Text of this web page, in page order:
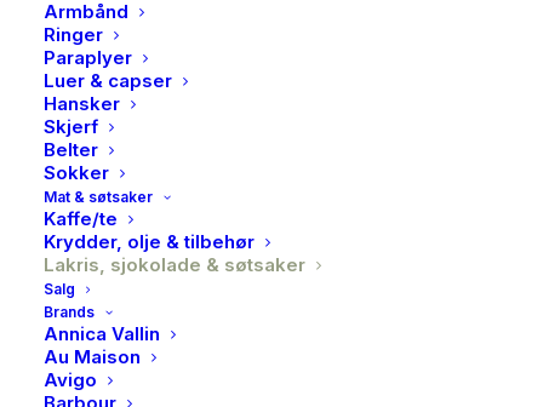
Armbånd
Ringer
Paraplyer
Luer & capser
Hansker
Skjerf
Belter
Sokker
Mat & søtsaker
Kaffe/te
Krydder, olje & tilbehør
Lakris, sjokolade & søtsaker
Salg
Brands
Annica Vallin
Au Maison
Avigo
Lakris Bulow, Red, 150 g
99,00
Det har tatt oss mer enn fem år å skape Johan Bülows
variant av amerikansk lakris – nemlig rød lakris. Myk,
men fylt med konsentrert fruktsaft av solbær,
tranebær og jordbær avstemt med lakris.
Utsolgt